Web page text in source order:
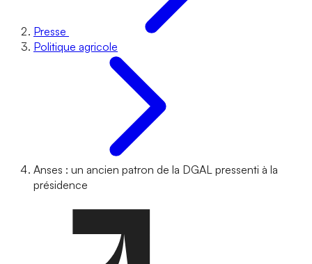
Presse
Politique agricole
Anses : un ancien patron de la DGAL pressenti à la
présidence